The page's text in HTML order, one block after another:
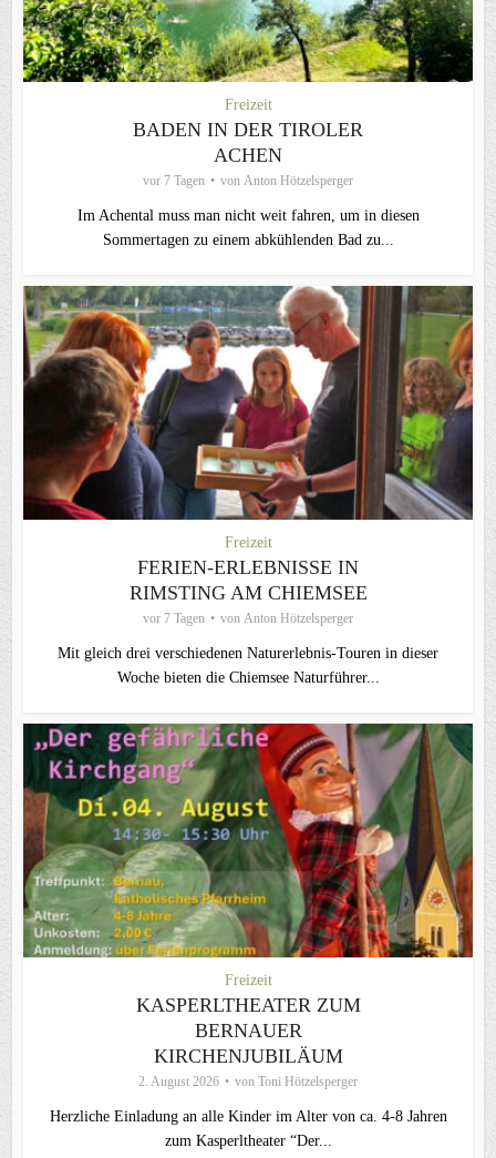
Freizeit
BADEN IN DER TIROLER
ACHEN
vor 7 Tagen von Anton Hötzelsperger
Im Achental muss man nicht weit fahren, um in diesen
Sommertagen zu einem abkühlenden Bad zu...
Freizeit
FERIEN-ERLEBNISSE IN
RIMSTING AM CHIEMSEE
vor 7 Tagen von Anton Hötzelsperger
Mit gleich drei verschiedenen Naturerlebnis-Touren in dieser
Woche bieten die Chiemsee Naturführer...
Freizeit
KASPERLTHEATER ZUM
BERNAUER
KIRCHENJUBILÄUM
2. August 2026 von Toni Hötzelsperger
Herzliche Einladung an alle Kinder im Alter von ca. 4-8 Jahren
zum Kasperltheater “Der...